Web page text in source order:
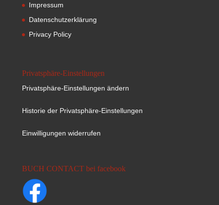
Impressum
Datenschutzerklärung
Privacy Policy
Privatsphäre-Einstellungen
Privatsphäre-Einstellungen ändern
Historie der Privatsphäre-Einstellungen
Einwilligungen widerrufen
BUCH CONTACT bei facebook